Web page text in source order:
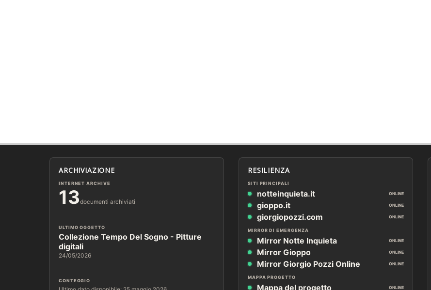
ARCHIVIAZIONE
INTERNET ARCHIVE
13documenti archiviati
ULTIMO OGGETTO
Collezione Tempo Del Sogno - Pitture
digitali
24/05/2026
CONTEGGIO
RESILIENZA
SITI PRINCIPALI
notteinquieta.it ONLINE
gioppo.it ONLINE
giorgiopozzi.com ONLINE
MIRROR DI EMERGENZA
Mirror Notte Inquieta ONLINE
Mirror Gioppo ONLINE
Mirror Giorgio Pozzi Online ONLINE
MAPPA PROGETTO
Mappa del progetto ONLINE